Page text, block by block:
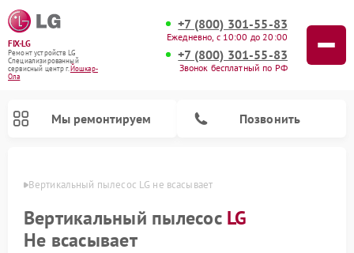
FIX-LG
Ремонт устройств LG
Специализированный
cервисный центр г.Йошкар-
Ола
+7 (800) 301-55-83
Ежедневно, с 10:00 до 20:00
+7 (800) 301-55-83
Звонок бесплатный по РФ
Мы ремонтируем Позвонить
Вертикальный пылесос LG не всасывает
Вертикальный пылесос LG
Не всасывает